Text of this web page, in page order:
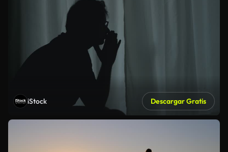
iStock Descargar Gratis